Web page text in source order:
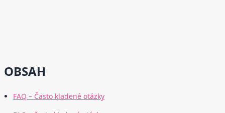
OBSAH
FAQ – Často kladené otázky